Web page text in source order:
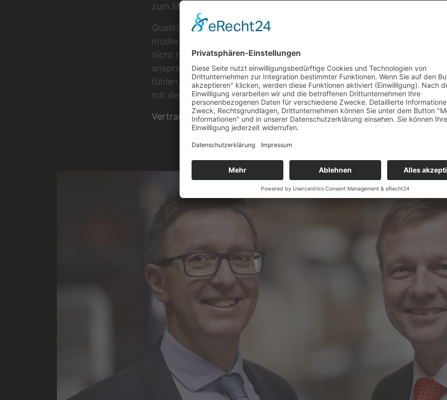
zum Marktvorsprung werden lassen.
Qualität steht für uns an oberster Stelle. Wir verarbeiten hochwertige
modernsten Fertigungsverfahren zu solidem, langlebigen Mobiliar.
nicht nur Wert auf höchste Ansprüche an Ergonomie und
ansprechende Design ist wichtig. Die Menschen sollen sich an ihrem
fühlen, denn eine positive Arbeitsatmosphäre steigert die Motivation
mit dem Unternehmen. Zufriedene Arbeitnehmer leisten mehr und
Vertrauen Sie auf unser Fachwissen und auf Qualität,MADE IN